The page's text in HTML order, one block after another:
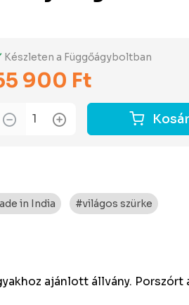
Készleten a Függőágyboltban
900 Ft
in India #világos szürke
ajánlott állvány. Porszórt